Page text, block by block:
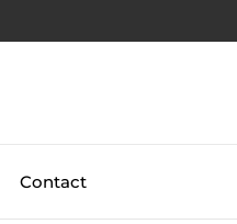
Contact